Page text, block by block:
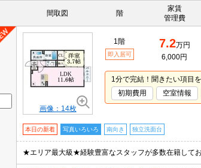
間取図 階
家賃
管理費
画像：14枚
1階
即入居可
7.2万円
6,000円
1分で完結！聞きたい項目
初期費用
空室情報
本日の新着 写真いろいろ 南向き 独立洗面台